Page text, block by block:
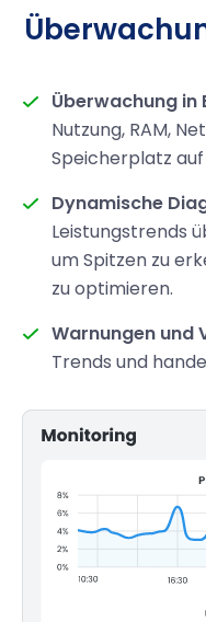
Überwachung in
Nutzung, RAM,
Speicherplatz auf
Dynamische
Leistungstrends
um Spitzen zu
zu optimieren.
Warnungen und
Trends und